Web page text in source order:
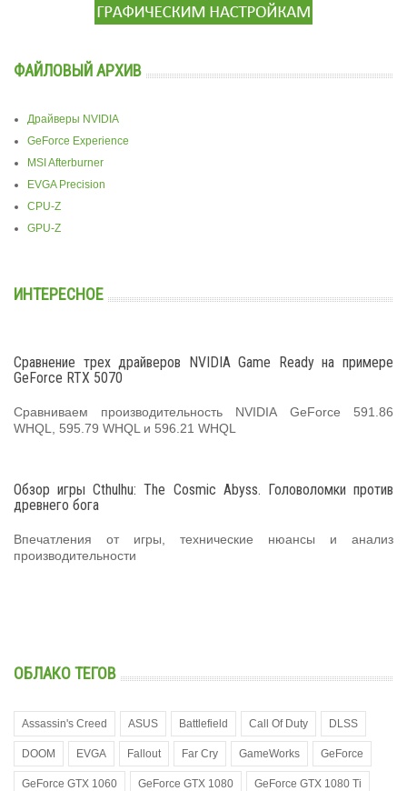
ФАЙЛОВЫЙ АРХИВ
Драйверы NVIDIA
GeForce Experience
MSI Afterburner
EVGA Precision
CPU-Z
GPU-Z
ИНТЕРЕСНОЕ
Сравнение трех драйверов NVIDIA Game Ready на примере
GeForce RTX 5070
Сравниваем производительность NVIDIA GeForce 591.86
WHQL, 595.79 WHQL и 596.21 WHQL
Обзор игры Cthulhu: The Cosmic Abyss. Головоломки против
древнего бога
Впечатления от игры, технические нюансы и анализ
производительности
ОБЛАКО ТЕГОВ
Assassin's Creed ASUS Battlefield Call Of Duty DLSS
DOOM EVGA Fallout Far Cry GameWorks GeForce
GeForce GTX 1060 GeForce GTX 1080 GeForce GTX 1080 Ti